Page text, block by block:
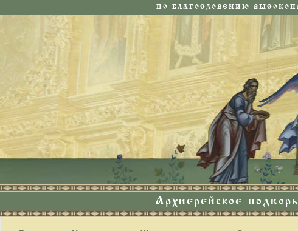
ПО БЛАГОСЛОВЕНИЮ
Архиерейское